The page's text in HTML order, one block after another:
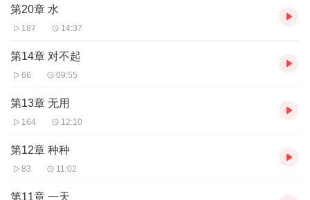
第20章 水
187 14:37
第14章 对不起
66 09:55
第13章 无用
164 12:10
第12章 种种
83 11:02
第11章 一天